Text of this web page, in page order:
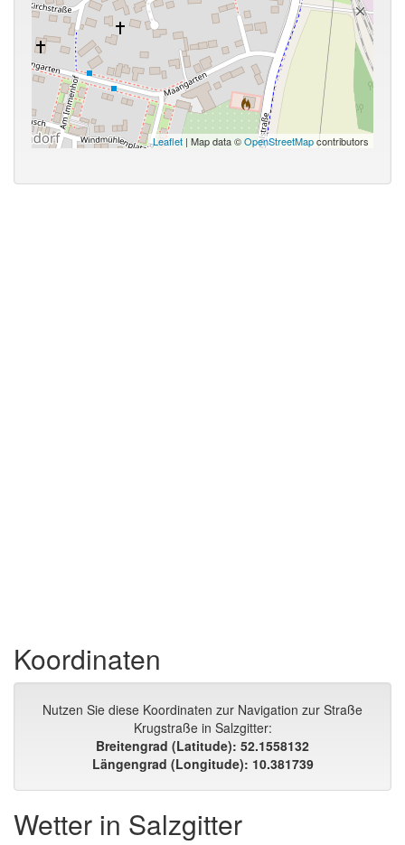
Leaflet | Map data ©OpenStreetMapcontributors
Koordinaten
Nutzen Sie diese Koordinaten zur Navigation zur Straße
Krugstraße in Salzgitter:
Breitengrad (Latitude): 52.1558132
Längengrad (Longitude): 10.381739
Wetter in Salzgitter